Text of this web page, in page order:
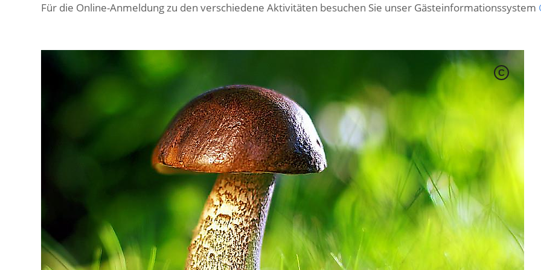
Für die Online-Anmeldung zu den verschiedene Aktivitäten besuchen Sie unser Gästeinformationssystem
C